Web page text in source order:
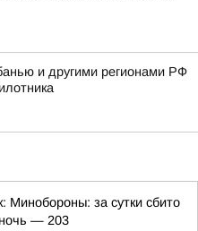
и другими регионами РФ
Минобороны: за сутки сбито
— 203